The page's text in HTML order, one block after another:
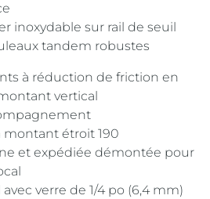
inoxydable sur rail de seuil
tandem robustes
à réduction de friction en
vertical
montant étroit 190
et expédiée démontée pour
verre de 1/4 po (6,4 mm)